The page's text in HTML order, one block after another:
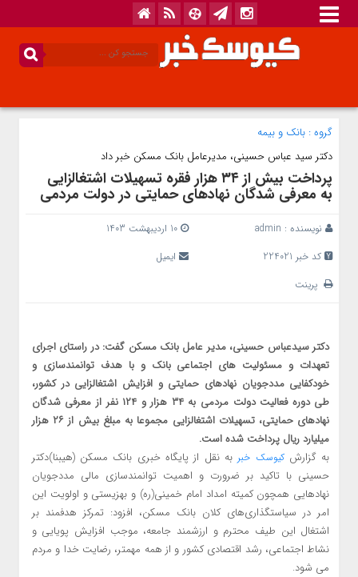
گروه : بانک‌ و بیمه
دکتر سید عباس حسینی، مدیرعامل بانک مسکن خبر داد
پرداخت بیش از ۳۴ هزار فقره تسهیلات اشتغالزایی
به معرفی شدگان نهادهای حمایتی در دولت مردمی
نویسنده : admin
10 اردیبهشت 1403
کد خبر 224021
ایمیل
پرینت
دکتر سیدعباس حسینی، مدیر عامل بانک مسکن گفت: در راستای اجرای
تعهدات و مسئولیت های اجتماعی بانک و با هدف توانمندسازی و
خودکفایی مددجویان نهادهای حمایتی و افزایش اشتغالزایی در کشور،
طی دوره فعالیت دولت مردمی به ۳۴ هزار و ۱۲۴ نفر از معرفی شدگان
نهادهای حمایتی، تسهیلات اشتغالزایی مجموعا به مبلغ بیش از ۲۶ هزار
میلیارد ریال پرداخت شده است.
به گزارشکیوسک خبر به نقل از پایگاه خبری بانک مسکن (هیبنا)دکتر
حسینی با تاکید بر ضرورت و اهمیت توانمندسازی مالی مددجویان
نهادهایی همچون کمیته امداد امام خمینی(ره) و بهزیستی و اولویت این
امر در سیاستگذاری‌های کلان بانک مسکن، افزود: تمرکز هدفمند بر
اشتغال این طیف محترم و ارزشمند جامعه، موجب افزایش پویایی و
نشاط اجتماعی، رشد اقتصادی کشور و از همه مهمتر، رضایت خدا و مردم
می شود.